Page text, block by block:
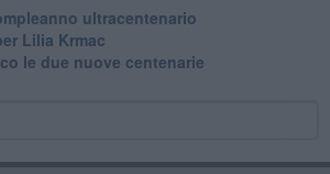
ultracentenario
Lilia Krmac
le due nuove centenarie